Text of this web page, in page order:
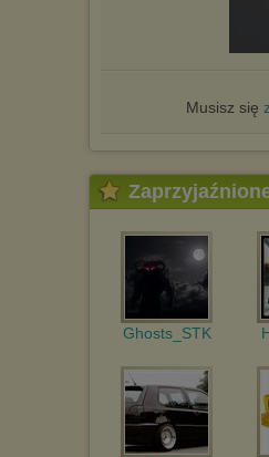
Musisz się
Ghosts_STK